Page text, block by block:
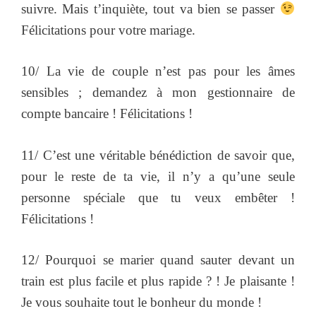
suivre. Mais t’inquiète, tout va bien se passer
Félicitations pour votre mariage.
10/ La vie de couple n’est pas pour les âmes
sensibles ; demandez à mon gestionnaire de
compte bancaire ! Félicitations !
11/ C’est une véritable bénédiction de savoir que,
pour le reste de ta vie, il n’y a qu’une seule
personne spéciale que tu veux embêter !
Félicitations !
12/ Pourquoi se marier quand sauter devant un
train est plus facile et plus rapide ? ! Je plaisante !
Je vous souhaite tout le bonheur du monde !